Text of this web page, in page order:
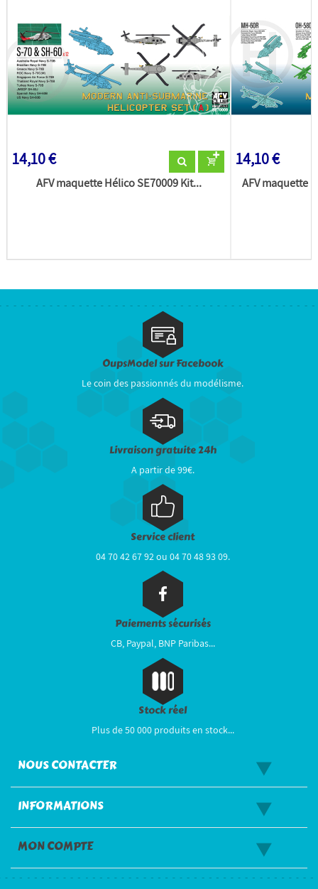
14,10 €
AFV maquette Hélico SE70009 Kit...
14,10 €
AFV maquette
OupsModel sur Facebook
Le coin des passionnés du modélisme.
Livraison gratuite 24h
A partir de 99€.
Service client
04 70 42 67 92 ou 04 70 48 93 09.
Paiements sécurisés
CB, Paypal, BNP Paribas...
Stock réel
Plus de 50 000 produits en stock...
NOUS CONTACTER
INFORMATIONS
MON COMPTE